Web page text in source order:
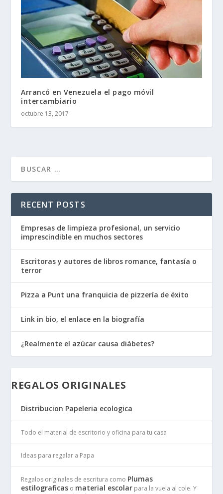
Arrancó en Venezuela el pago móvil
intercambiario
octubre 13, 2017
RECENT POSTS
Empresas de limpieza profesional, un servicio
imprescindible en muchos sectores
Escritoras y autores de libros romance, fantasía o
terror
Pizza a Punt una franquicia de pizzería de éxito
Link in bio, el enlace en la biografía
¿Realmente el azúcar causa diábetes?
REGALOS ORIGINALES
Distribucion Papeleria ecologica
Todo el material de escritorio y oficina para tu casa
Ideas para regalar a Papa
Regalos originales de escritura como Plumas
estilograficas o material escolar para la vuela al cole. Y